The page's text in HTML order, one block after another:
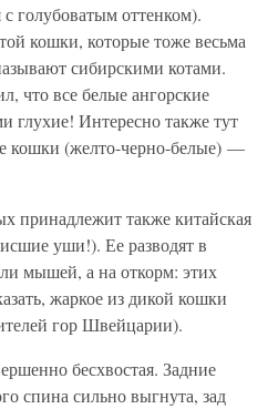
голубоватым оттенком).
кошки, которые тоже весьма
сибирскими котами.
что все белые ангорские
глухие! Интересно также тут
кошки (желто-черно-белые) —
принадлежит также китайская
уши!). Ее разводят в
мышей, а на откорм: этих
жаркое из дикой кошки
гор Швейцарии).
бесхвостая. Задние
спина сильно выгнута, зад